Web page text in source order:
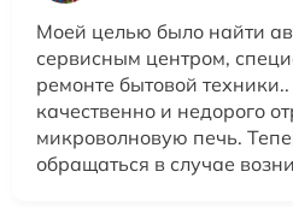
Моей целью было найти
сервисным центром,
ремонте бытовой
качественно и недорого
микроволновую печь.
обращаться в случае